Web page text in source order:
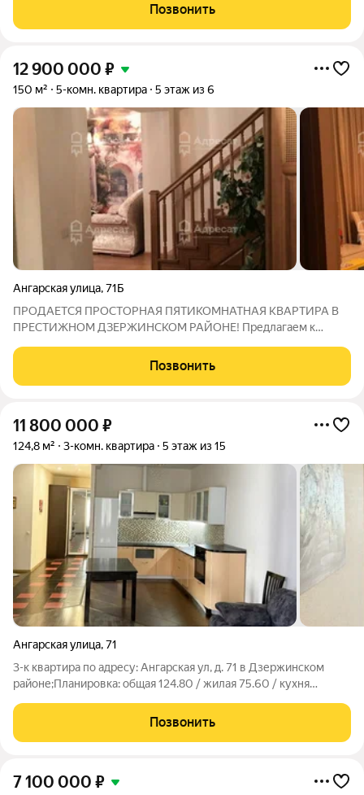
230 м на 4 этаже 7этажного кирпичного дома Отличное
соотношение площади и
Позвонить
12 900 000 ₽
150 м² 5-комн. квартира 5 этаж из 6
Ангарская улица,71Б
ПРОДАЕТСЯ ПРОСТОРНАЯ ПЯТИКОМНАТНАЯ КВАРТИРА В
ПРЕСТИЖНОМ ДЗЕРЖИНСКОМ РАЙОНЕ! Предлагаем к
пятикомнатную квартиру в современном доме по адресу: г.
Волгоград, ул. Ангарская. Это идеальный вариант для большой
Позвонить
11 800 000 ₽
124,8 м² 3-комн. квартира 5 этаж из 15
Ангарская улица,71
3-к квартира по адресу: Ангарская ул, д. 71 в Дзержинском
районе;Планировка: общая 124.80 / жилая 75.60 / кухня
отличном состоянии. Ремонт из дорогих материалов,
шумоизоляция, на полу ламинат
Позвонить
7 100 000 ₽